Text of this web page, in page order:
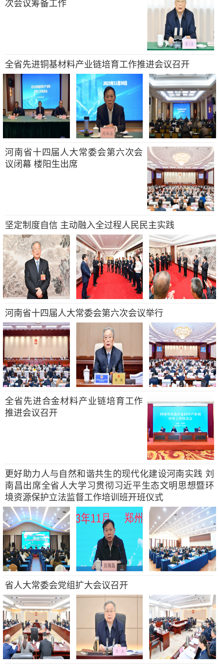
次会议筹备工作
全省先进铜基材料产业链培育工作推进会议召开
河南省十四届人大常委会第六次会
议闭幕 楼阳生出席
坚定制度自信 主动融入全过程人民民主实践
河南省十四届人大常委会第六次会议举行
全省先进合金材料产业链培育工作
推进会议召开
更好助力人与自然和谐共生的现代化建设河南实践 刘
南昌出席全省人大学习贯彻习近平生态文明思想暨环
境资源保护立法监督工作培训班开班仪式
省人大常委会党组扩大会议召开